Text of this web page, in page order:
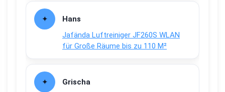
Hans
Jafända Luftreiniger JF260S WLAN
für Große Räume bis zu 110 M²
Grischa